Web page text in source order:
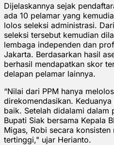
Dijelaskannya sejak
ada 10 pelamar yang
lolos seleksi administrasi.
seleksi tersebut kemudian
lembaga independen dan
Jakarta. Berdasarkan hasil
berhasil mendapatkan skor
delapan pelamar lainnya.
“Nilai dari PPM hanya
direkomendasikan.
baik. Setelah didalami dalam
Bupati Siak bersama Kepala
Migas, Robi secara
tertinggi," ujar Herianto.